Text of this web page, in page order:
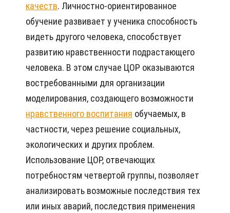
качеств. Личностно-ориентированное
обучение развивает у ученика способность
видеть другого человека, способствует
развитию нравственности подрастающего
человека. В этом случае ЦОР оказываются
востребованными для организации
моделирования, создающего возможности
нравственного воспитания обучаемых, в
частности, через решение социальных,
экологических и других проблем.
Использование ЦОР, отвечающих
потребностям четвертой группы, позволяет
анализировать возможные последствия тех
или иных аварий, последствия применения